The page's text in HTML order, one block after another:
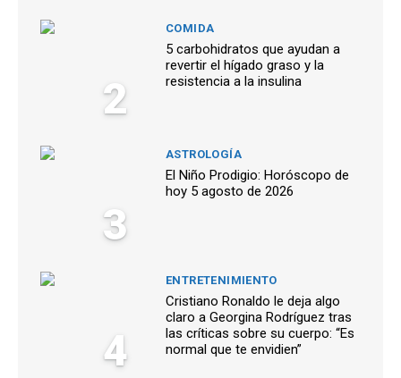
2
COMIDA
5 carbohidratos que ayudan a
revertir el hígado graso y la
resistencia a la insulina
3
ASTROLOGÍA
El Niño Prodigio: Horóscopo de
hoy 5 agosto de 2026
4
ENTRETENIMIENTO
Cristiano Ronaldo le deja algo
claro a Georgina Rodríguez tras
las críticas sobre su cuerpo: “Es
normal que te envidien”